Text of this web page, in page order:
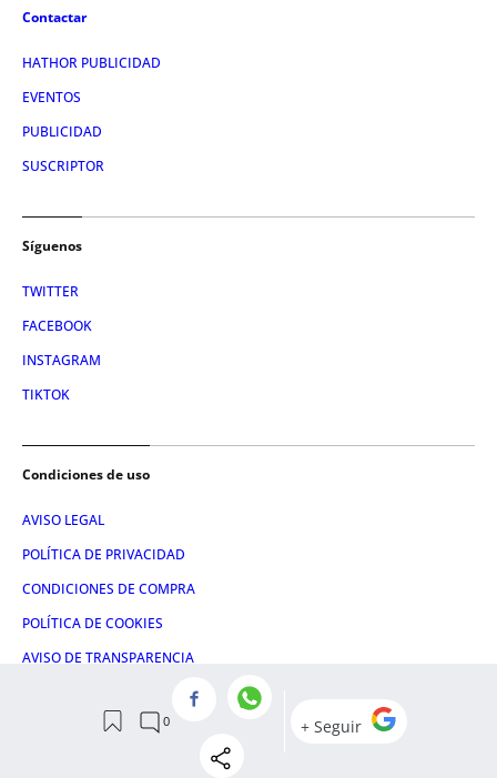
Contactar
HATHOR PUBLICIDAD
EVENTOS
PUBLICIDAD
SUSCRIPTOR
Síguenos
TWITTER
FACEBOOK
INSTAGRAM
TIKTOK
Condiciones de uso
AVISO LEGAL
POLÍTICA DE PRIVACIDAD
CONDICIONES DE COMPRA
POLÍTICA DE COOKIES
AVISO DE TRANSPARENCIA
© 2026 El León de El Español Publicaciones S.A.